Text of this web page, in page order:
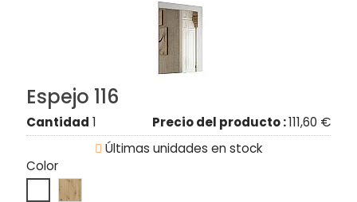
Espejo 116
Cantidad 1 Precio del producto :111,60 €
 Últimas unidades en stock
Color